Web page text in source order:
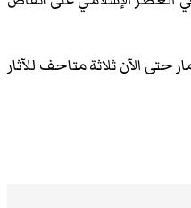
الآن ثلاثة متاحف للآثار